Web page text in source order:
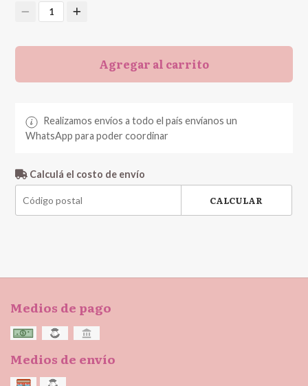
1
Agregar al carrito
Realizamos envíos a todo el país envíanos un
WhatsApp para poder coordinar
Calculá el costo de envío
CALCULAR
Medios de pago
Medios de envío